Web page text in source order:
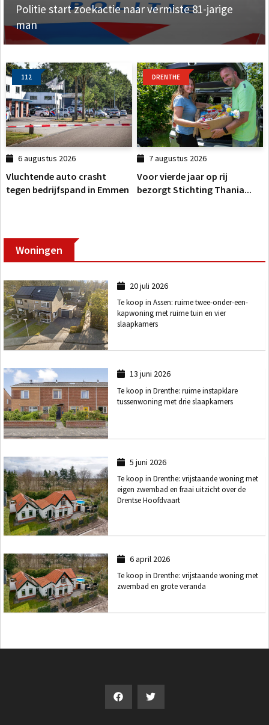
Politie start zoekactie naar vermiste 81-jarige
man
112
6 augustus 2026
Vluchtende auto crasht
tegen bedrijfspand in Emmen
DRENTHE
7 augustus 2026
Voor vierde jaar op rij
bezorgt Stichting Thania...
Woningen
20 juli 2026
Te koop in Assen: ruime twee-onder-een-
kapwoning met ruime tuin en vier
slaapkamers
13 juni 2026
Te koop in Drenthe: ruime instapklare
tussenwoning met drie slaapkamers
5 juni 2026
Te koop in Drenthe: vrijstaande woning met
eigen zwembad en fraai uitzicht over de
Drentse Hoofdvaart
6 april 2026
Te koop in Drenthe: vrijstaande woning met
zwembad en grote veranda